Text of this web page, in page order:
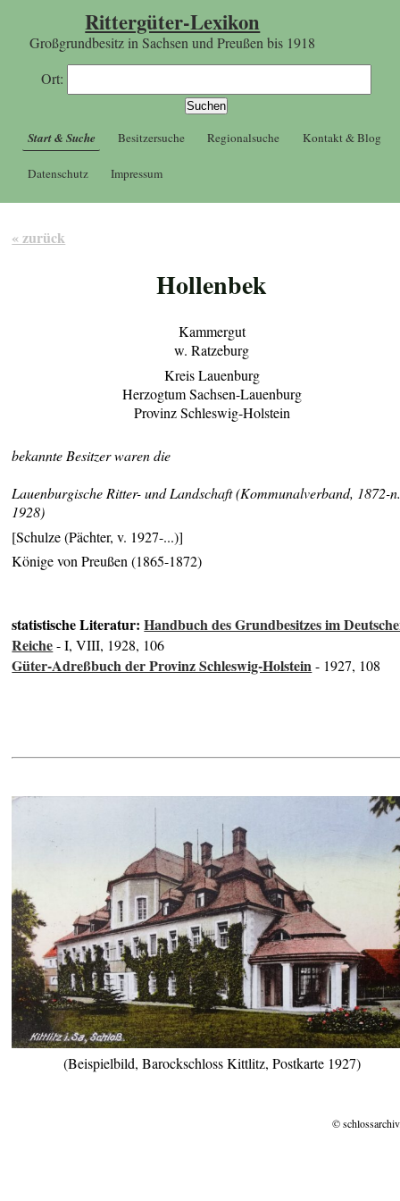
Rittergüter-Lexikon
Großgrundbesitz in Sachsen und Preußen bis 1918
Ort:
Start & Suche Besitzersuche Regionalsuche Kontakt & Blog
Datenschutz Impressum
« zurück
Hollenbek
Kammergut
w. Ratzeburg
Kreis Lauenburg
Herzogtum Sachsen-Lauenburg
Provinz Schleswig-Holstein
bekannte Besitzer waren die
Lauenburgische Ritter- und Landschaft (Kommunalverband, 1872-
1928)
[Schulze (Pächter, v. 1927-...)]
Könige von Preußen (1865-1872)
statistische Literatur:Handbuch des Grundbesitzes im
Reiche- I, VIII, 1928, 106
Güter-Adreßbuch der Provinz Schleswig-Holstein- 1927, 108
(Beispielbild, Barockschloss Kittlitz, Postkarte 1927)
©